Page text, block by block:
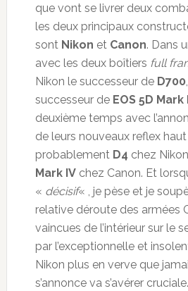
que vont se livrer deux
les deux principaux
sont Nikon et Canon. Dans
avec les deux boîtiers full
Nikon le successeur de D700
successeur de EOS 5D Mark
deuxième temps avec
de leurs nouveaux reflex
probablement D4 chez
Mark IVchez Canon. Et
« décisif« , je pèse et je
relative déroute des armées
vaincues de l’intérieur sur le
par l’exceptionnelle et
Nikon plus en verve que
s’annonce va s’avérer